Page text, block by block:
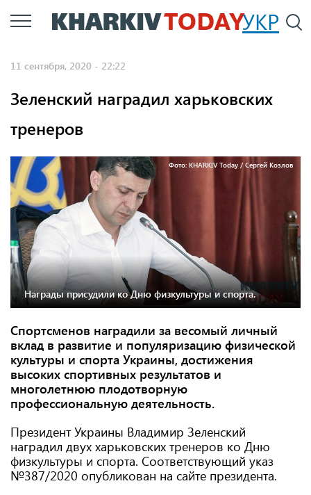
Перейти
к
УКР
11 сентября, 2020 - 22:22
Зеленский наградил харьковских
тренеров
Фото: KHARKIV Today / Сергей Козлов
Награды присудили ко Дню физкультуры и спорта.
Спортсменов наградили за весомый личный
вклад в развитие и популяризацию физической
культуры и спорта Украины, достижения
высоких спортивных результатов и
многолетнюю плодотворную
профессиональную деятельность.
Президент Украины Владимир Зеленский
наградил двух харьковских тренеров ко Дню
физкультуры и спорта. Соответствующий указ
№387/2020 опубликован на сайте президента.